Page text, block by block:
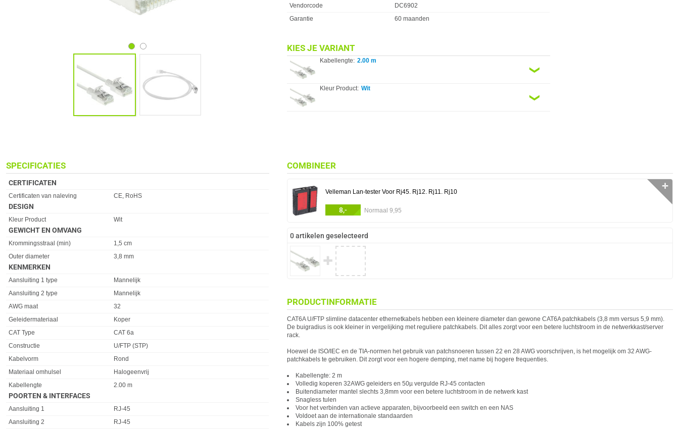
Vendorcode
DC6902
Garantie
60 maanden
KIES JE VARIANT
Kabellengte: 2.00 m
❮
Kleur Product: Wit
❮
SPECIFICATIES
CERTIFICATEN
Eigenschap Waarde
Certificaten van naleving CE, RoHS
DESIGN
Eigenschap Waarde
Kleur Product Wit
GEWICHT EN OMVANG
Eigenschap Waarde
Krommingsstraal (min)
1,5 cm
Outer diameter
3,8 mm
KENMERKEN
Eigenschap Waarde
Aansluiting 1 type
Mannelijk
Aansluiting 2 type
Mannelijk
AWG maat
32
Geleidermateriaal
Koper
CAT Type
CAT 6a
Constructie
U/FTP (STP)
Kabelvorm
Rond
Materiaal omhulsel
Halogeenvrij
Kabellengte
2.00 m
POORTEN & INTERFACES
Eigenschap
Aansluiting 1
RJ-45
Aansluiting 2
RJ-45
COMBINEER
Velleman Lan-tester Voor Rj45. Rj12. Rj11. Rj10
8,- Normaal 9,95
✛
0 artikelen geselecteerd
✚
PRODUCTINFORMATIE
CAT6A U/FTP slimline datacenter ethernetkabels hebben een kleinere diameter dan gewone CAT6A patchkabels (3,8 mm versus 5,9 mm).
De buigradius is ook kleiner in vergelijking met reguliere patchkabels. Dit alles zorgt voor een betere luchtstroom in de netwerkkast/server
rack.
Hoewel de ISO/IEC en de TIA-normen het gebruik van patchsnoeren tussen 22 en 28 AWG voorschrijven, is het mogelijk om 32 AWG-
patchkabels te gebruiken. Dit zorgt voor een hogere demping, met name bij hogere frequenties.
Kabellengte: 2 m
Volledig koperen 32AWG geleiders en 50µ vergulde RJ-45 contacten
Buitendiameter mantel slechts 3,8mm voor een betere luchtstroom in de netwerk kast
Snagless tulen
Voor het verbinden van actieve apparaten, bijvoorbeeld een switch en een NAS
Voldoet aan de internationale standaarden
Kabels zijn 100% getest